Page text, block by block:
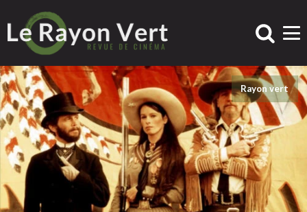
Rayon vert